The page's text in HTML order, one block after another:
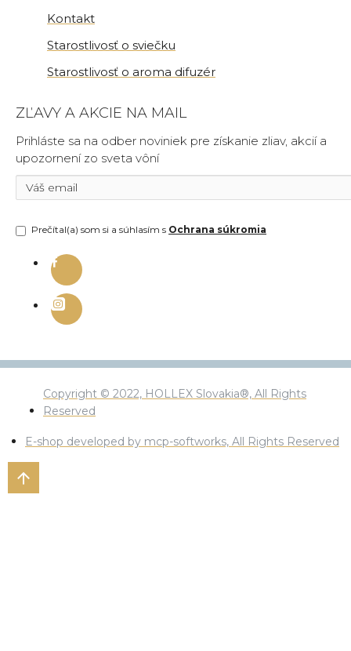
Kontakt
Starostlivosť o sviečku
Starostlivosť o aroma difuzér
ZĽAVY A AKCIE NA MAIL
Prihláste sa na odber noviniek pre získanie zliav, akcií a
upozornení zo sveta vôní
Prečítal(a) som si a súhlasím s Ochrana súkromia
Copyright © 2022, HOLLEX Slovakia®, All Rights
Reserved
E-shop developed by mcp-softworks, All Rights Reserved